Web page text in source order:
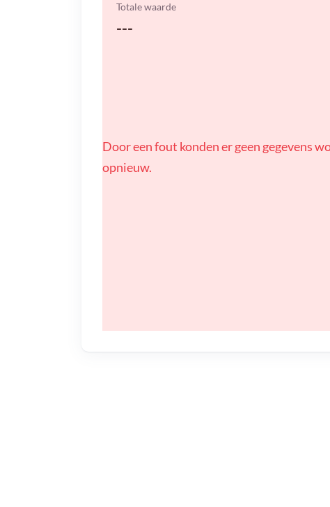
Totale waarde
---
Door een fout konden er geen gegevens
opnieuw.